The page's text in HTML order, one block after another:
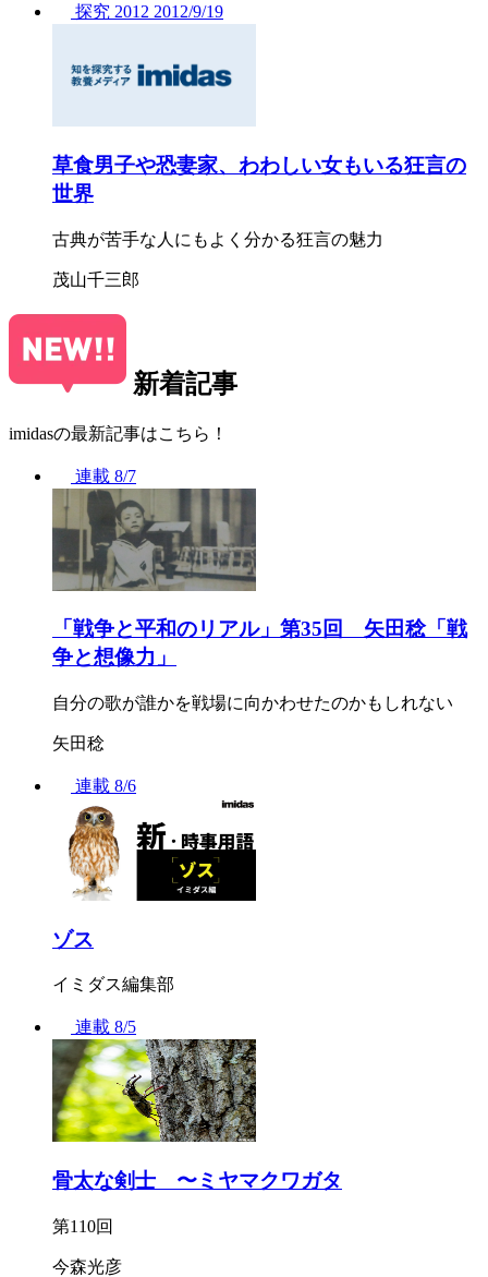
探究 2012 2012/9/19
草食男子や恐妻家、わわしい女もいる狂言の
世界
古典が苦手な人にもよく分かる狂言の魅力
茂山千三郎
新着記事
imidasの最新記事はこちら！
連載 8/7
「戦争と平和のリアル」第35回 矢田稔「戦
争と想像力」
自分の歌が誰かを戦場に向かわせたのかもしれない
矢田稔
連載 8/6
ゾス
イミダス編集部
連載 8/5
骨太な剣士 〜ミヤマクワガタ
第110回
今森光彦